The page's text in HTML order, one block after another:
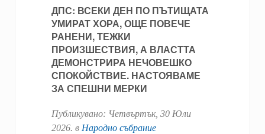
ДПС: ВСЕКИ ДЕН ПО ПЪТИЩАТА
УМИРАТ ХОРА, ОЩЕ ПОВЕЧЕ
РАНЕНИ, ТЕЖКИ
ПРОИЗШЕСТВИЯ, А ВЛАСТТА
ДЕМОНСТРИРА НЕЧОВЕШКО
СПОКОЙСТВИЕ. НАСТОЯВАМЕ
ЗА СПЕШНИ МЕРКИ
Публикувано: Четвъртък, 30 Юли
2026. в Народно събрание